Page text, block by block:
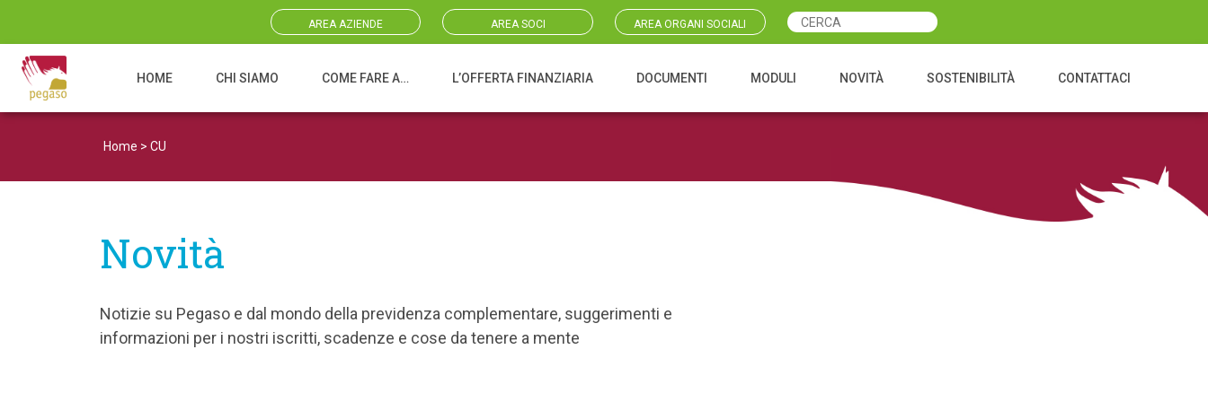
AREA AZIENDE AREA SOCI AREA ORGANI SOCIALI
Navigazione principale
HOME CHI SIAMO COME FARE A… L’OFFERTA FINANZIARIA DOCUMENTI MODULI NOVITÀ SOSTENIBILITÀ CONTATTACI
Home > CU
Novità
Notizie su Pegaso e dal mondo della previdenza complementare, suggerimenti e
informazioni per i nostri iscritti, scadenze e cose da tenere a mente